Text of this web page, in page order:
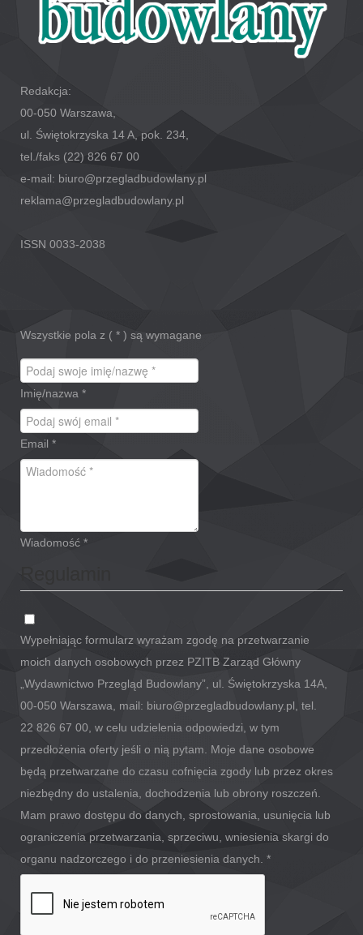
Redakcja:
00-050 Warszawa,
ul. Świętokrzyska 14 A, pok. 234,
tel./faks (22) 826 67 00
e-mail: biuro@przegladbudowlany.pl
reklama@przegladbudowlany.pl
ISSN 0033-2038
Wszystkie pola z ( * ) są wymagane
Imię/nazwa *
Email *
Wiadomość *
Wypełniając formularz wyrażam zgodę na przetwarzanie
moich danych osobowych przez PZITB Zarząd Główny
„Wydawnictwo Przegląd Budowlany”, ul. Świętokrzyska 14A,
00-050 Warszawa, mail: biuro@przegladbudowlany.pl, tel.
22 826 67 00, w celu udzielenia odpowiedzi, w tym
przedłożenia oferty jeśli o nią pytam. Moje dane osobowe
będą przetwarzane do czasu cofnięcia zgody lub przez okres
niezbędny do ustalenia, dochodzenia lub obrony roszczeń.
Mam prawo dostępu do danych, sprostowania, usunięcia lub
ograniczenia przetwarzania, sprzeciwu, wniesienia skargi do
organu nadzorczego i do przeniesienia danych. *